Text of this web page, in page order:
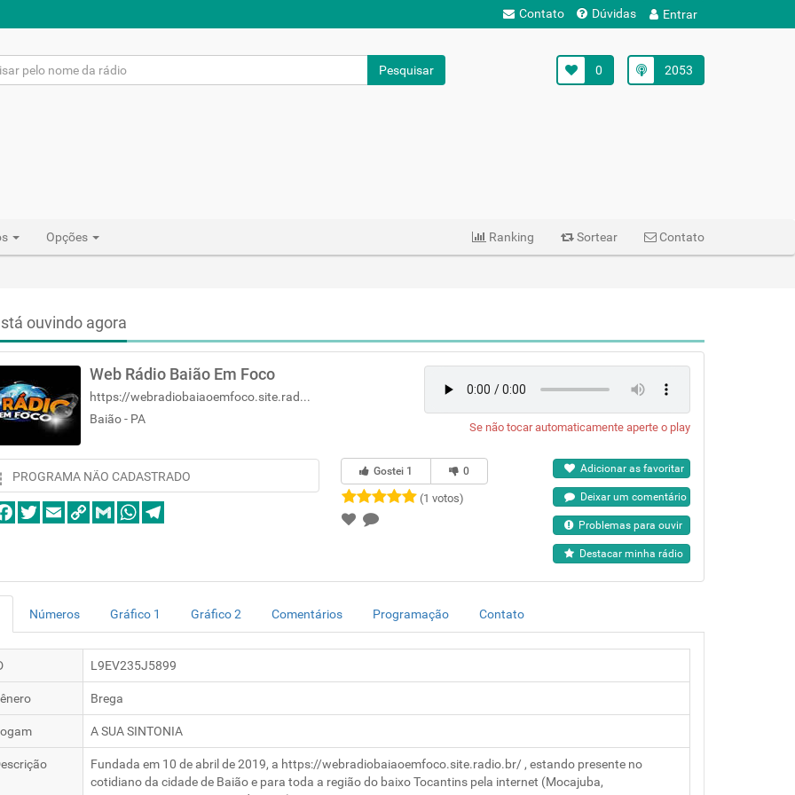
Contato Dúvidas Entrar
Pesquisar 2053
0
Opções Ranking Sortear Contato
ouvindo agora
Web Rádio Baião Em Foco
https://webradiobaiaoemfoco.site.radio.br/
Baião - PA
Se não tocar automaticamente aperte o play
PROGRAMA NÃO CADASTRADO Gostei 1 0
(1 votos)
Adicionar as favoritar
Deixar um comentário
Problemas para ouvir
Destacar minha rádio
Números Gráfico 1 Gráfico 2 Comentários Programação Contato
L9EV235J5899
Brega
A SUA SINTONIA
Fundada em 10 de abril de 2019, a https://webradiobaiaoemfoco.site.radio.br/ , estando presente no
cotidiano da cidade de Baião e para toda a região do baixo Tocantins pela internet (Mocajuba,